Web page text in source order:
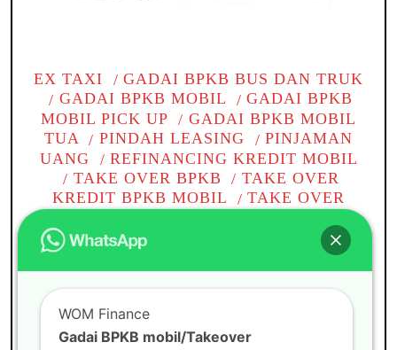
EX TAXI
GADAI BPKB BUS DAN TRUK
GADAI BPKB MOBIL
GADAI BPKB
MOBIL PICK UP
GADAI BPKB MOBIL
TUA
PINDAH LEASING
PINJAMAN
UANG
REFINANCING KREDIT MOBIL
TAKE OVER BPKB
TAKE OVER
KREDIT BPKB MOBIL
TAKE OVER
TANPA BI CHECKING
TOP UP KREDIT PINJAMAN
WOM
Tambun
WOM Finance
Gadai BPKB mobil/Takeover